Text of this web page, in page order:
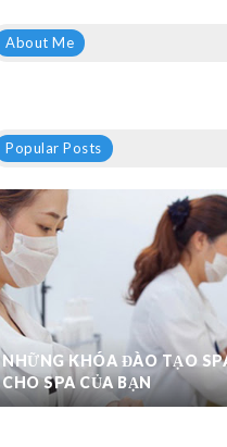
About Me
Popular Posts
NHỮNG KHÓA ĐÀO TẠO
CHO SPA CỦA BẠN
THIẾT KẾ SPA CHUYÊN